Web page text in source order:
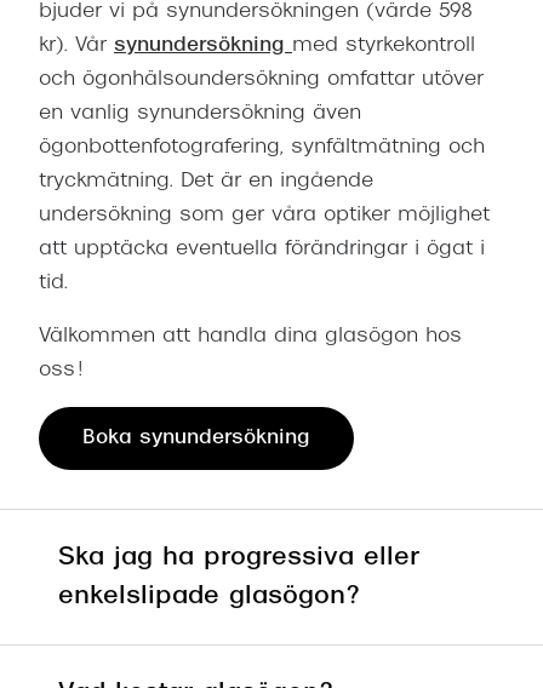
bjuder vi på synundersökningen (värde 598
kr). Vår synundersökning med styrkekontroll
och ögonhälsoundersökning omfattar utöver
en vanlig synundersökning även
ögonbottenfotografering, synfältmätning och
tryckmätning. Det är en ingående
undersökning som ger våra optiker möjlighet
att upptäcka eventuella förändringar i ögat i
tid.
Välkommen att handla dina glasögon hos
oss!
Boka synundersökning
Ska jag ha progressiva eller
enkelslipade glasögon?